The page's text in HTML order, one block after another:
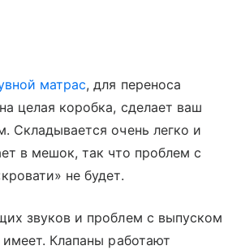
матрас, для переноса
целая коробка, сделает ваш
Складывается очень легко и
в мешок, так что проблем с
не будет.
звуков и проблем с выпуском
Клапаны работают